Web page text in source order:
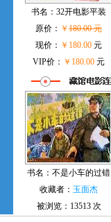
书名： 32开电影平装
原价： ￥ 180.00 元
现价： ￥180.00 元
VIP价： ￥180.00 元
书名： 不是小车的过错
收藏者： 玉面杰
被浏览：13513 次